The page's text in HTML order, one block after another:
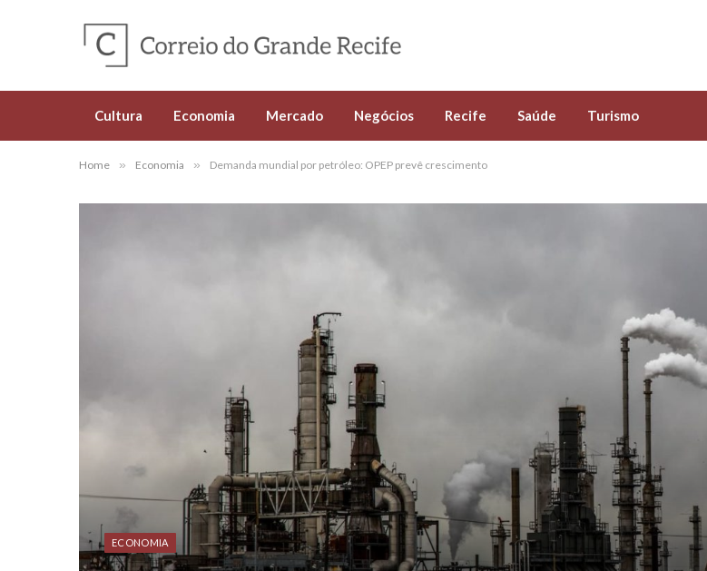
Cultura Economia Mercado Negócios Recife Saúde Turismo
Home » Economia » Demanda mundial por petróleo: OPEP prevê crescimento
ECONOMIA